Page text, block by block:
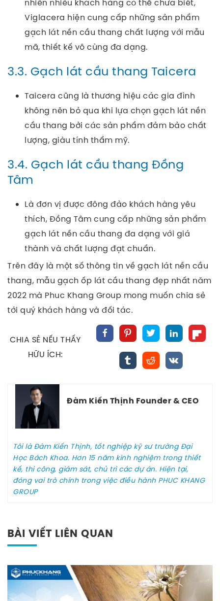
nhiên nhiều khách hàng có thể chưa biết,
Viglacera hiện cung cấp những sản phẩm
gạch lát nền cầu thang chất lượng với mẫu
mã, thiết kế vô cùng đa dạng.
3.3. Gạch lát cầu thang Taicera
Taicera cũng là thương hiệu các gia đình
không nên bỏ qua khi lựa chọn gạch lát nền
cầu thang bởi các sản phẩm đảm bảo chất
lượng, giàu tính thẩm mỹ.
3.4. Gạch lát cầu thang Đồng
Tâm
Là đơn vị được đông đảo khách hàng yêu
thích, Đồng Tâm cung cấp những sản phẩm
gạch lát nền cầu thang đa dạng với giá
thành và chất lượng đạt chuẩn.
Trên đây là một số thông tin về gạch lát nền cầu
thang, mẫu gạch ốp lát cầu thang đẹp nhất năm
2022 mà Phuc Khang Group mong muốn chia sẻ
tới quý khách hàng và đối tác.
CHIA SẺ NẾU THẤY
HỮU ÍCH:
Đàm Kiến Thịnh Founder & CEO
Tôi là Đàm Kiến Thịnh, tốt nghiệp kỹ sư trường Đại
Học Bách Khoa. Hơn 15 năm kinh nghiệm trong thiết
kế, thi công, giám sát, chủ trì các dự án. Hiện tại,
đóng vai trò chính trong việc điều hành PHUC KHANG
GROUP
BÀI VIẾT LIÊN QUAN